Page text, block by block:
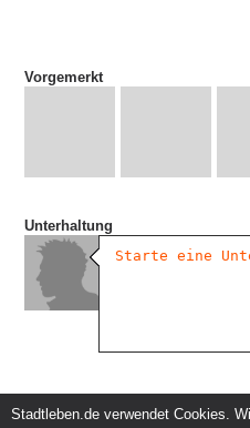
Vorgemerkt
Unterhaltung
Stadtleben.de verwendet Cookies.